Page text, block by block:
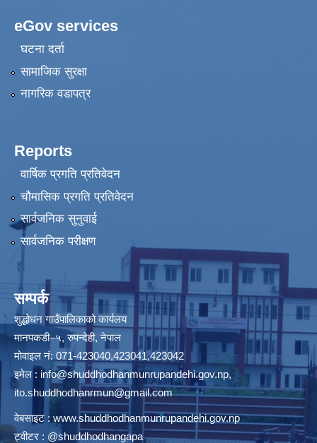
eGov services
घटना दर्ता
सामाजिक सुरक्षा
नागरिक वडापत्र
Reports
वार्षिक प्रगति प्रतिवेदन
चौमासिक प्रगति प्रतिवेदन
सार्वजनिक सुनुवाई
सार्वजनिक परीक्षण
सम्पर्क
शुद्धोधन गाउँपालिकाको कार्यलय
मानपकडी–५, रुपन्देही, नेपाल
मोवाइल नं: 071-423040,423041,423042
इमेल : info@shuddhodhanmunrupandehi.gov.np,
ito.shuddhodhanrmun@gmail.com
वेबसाइट : www.shuddhodhanmunrupandehi.gov.np
ट्वीटर : @shuddhodhangapa